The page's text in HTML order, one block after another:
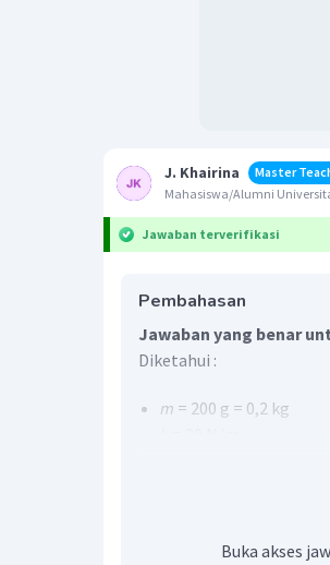
J. Khairina
Master
Mahasiswa/Alumni
Jawaban terverifikasi
Pembahasan
Jawaban yang benar
Diketahui :
m = 200 g = 0,2 kg
Kelajuan di titikBuka akses